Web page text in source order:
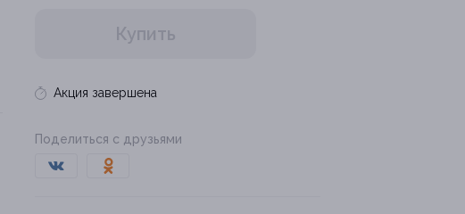
Купить
Акция завершена
Поделиться с друзьями